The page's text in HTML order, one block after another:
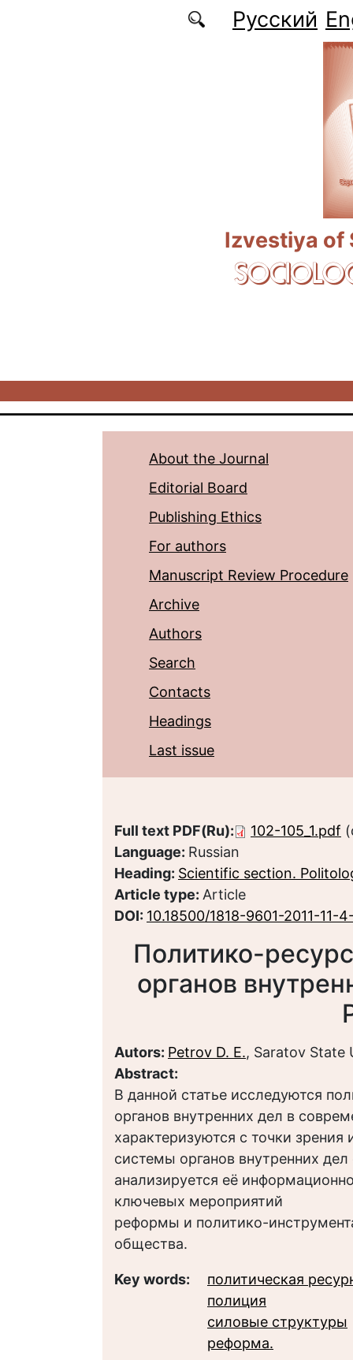
Русский
Izvestiya of
About the Journal
Editorial Board
Publishing Ethics
For authors
Manuscript Review Procedure
Archive
Authors
Search
Contacts
Headings
Last issue
Full text PDF(Ru): 102-105_1.pdf
Language: Russian
Heading: Scientific section.
Article type: Article
DOI: 10.18500/1818-9601-2011-11-
Политико-
органов
Autors: Petrov D. E., Saratov State
Abstract:
В данной статье исследуются
органов внутренних дел в
характеризуются с точки
системы органов внутренних
анализируется её
ключевых мероприятий
реформы и политико-
общества.
Key words:
политическая
полиция
силовые структуры
реформа.